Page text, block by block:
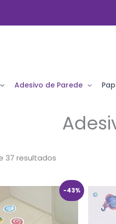
Adesivo de Parede
37 resultados
-43%
preço
original
era:
preço
é: